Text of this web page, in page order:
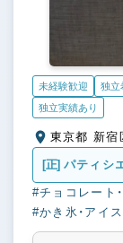
未経験歓迎 独立
独立実績あり
[正] パティシ
#チョコレート
#かき氷・アイ